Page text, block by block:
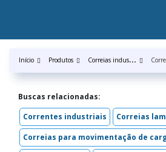
Início Produtos C
orreias industrias
Buscas relacionadas:
Correntes industriais
Correias
Correias para movimentação de